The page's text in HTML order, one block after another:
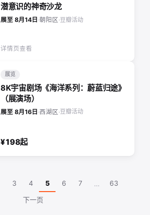
潜意识的神奇沙龙
展至 8月14日 ·朝阳区·豆瓣活动
详情页查看
展览
8K宇宙剧场《海洋系列：蔚蓝归途》
（展演场）
展至 8月16日 ·西湖区·豆瓣活动
¥198起
3 4 5 6 7 …
63
下一页